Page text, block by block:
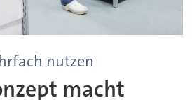
nutzen
macht